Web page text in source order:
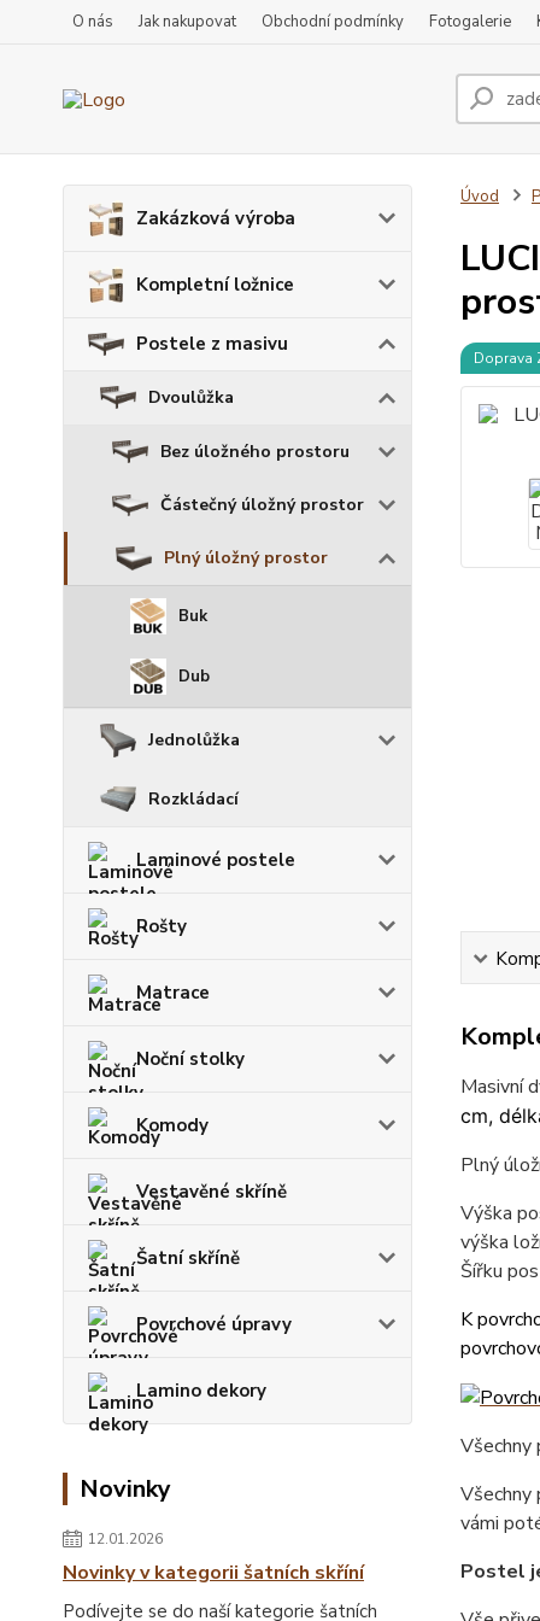
O nás Jak nakupovat Obchodní podmínky Fotogalerie
Zakázková výroba
Kompletní ložnice
Postele z masivu
Dvoulůžka
Bez úložného prostoru
Částečný úložný prostor
Plný úložný prostor
Buk
Dub
Jednolůžka
Rozkládací
Laminové postele
Rošty
Matrace
Noční stolky
Komody
Vestavěné skříně
Šatní skříně
Povrchové úpravy
Lamino dekory
Novinky
12.01.2026
Novinky v kategorii šatních skříní
Podívejte se do naší kategorie šatních
Úvod
Doprava
Masivní
cm,
Plný
Výška
výška
Šířku
K
Všechny
Všechny
vámi
Postel